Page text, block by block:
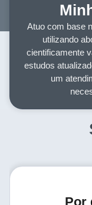
Atuo com base
utilizando
cientificamente
estudos
um
Por